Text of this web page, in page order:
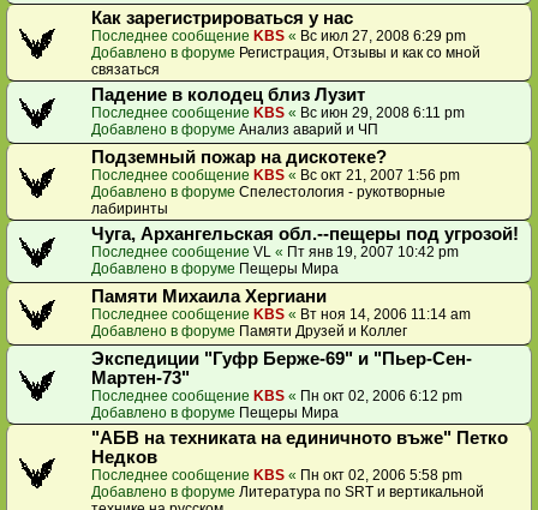
Как зарегистрироваться у нас
Последнее сообщение KBS « Вс июл 27, 2008 6:29 pm
Добавлено в форуме Регистрация, Отзывы и как со мной
связаться
Падение в колодец близ Лузит
Последнее сообщение KBS « Вс июн 29, 2008 6:11 pm
Добавлено в форуме Анализ аварий и ЧП
Подземный пожар на дискотеке?
Последнее сообщение KBS « Вс окт 21, 2007 1:56 pm
Добавлено в форуме Спелестология - рукотворные
лабиринты
Чуга, Архангельская обл.--пещеры под угрозой!
Последнее сообщение VL « Пт янв 19, 2007 10:42 pm
Добавлено в форуме Пещеры Мира
Памяти Михаила Хергиани
Последнее сообщение KBS « Вт ноя 14, 2006 11:14 am
Добавлено в форуме Памяти Друзей и Коллег
Экспедиции "Гуфр Берже-69" и "Пьер-Сен-
Мартен-73"
Последнее сообщение KBS « Пн окт 02, 2006 6:12 pm
Добавлено в форуме Пещеры Мира
"АБВ на техниката на единичното въже" Петко
Недков
Последнее сообщение KBS « Пн окт 02, 2006 5:58 pm
Добавлено в форуме Литература по SRT и вертикальной